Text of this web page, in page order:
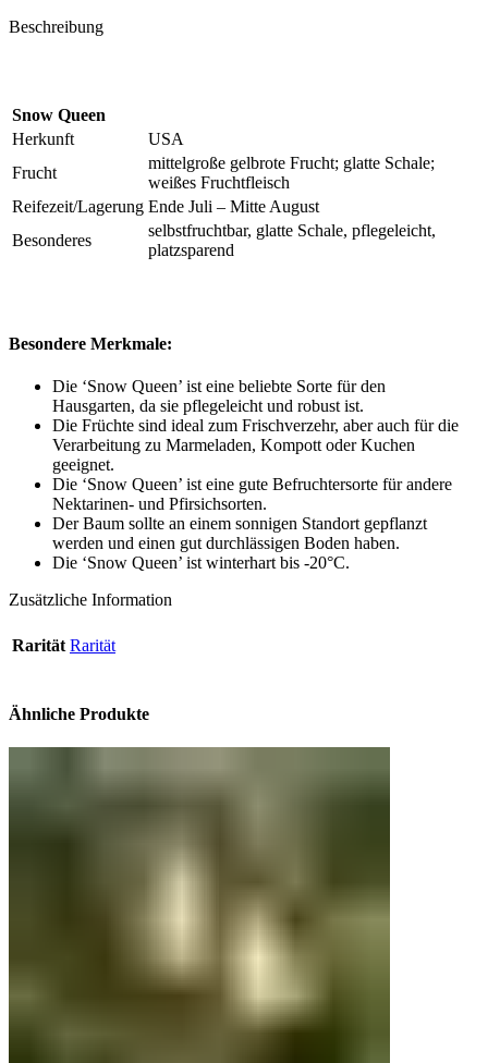
Beschreibung
Snow Queen
Herkunft
USA
Frucht
mittelgroße gelbrote Frucht; glatte Schale;
weißes Fruchtfleisch
Reifezeit/Lagerung Ende Juli – Mitte August
Besonderes
selbstfruchtbar, glatte Schale, pflegeleicht,
platzsparend
Besondere Merkmale:
Die ‘Snow Queen’ ist eine beliebte Sorte für den
Hausgarten, da sie pflegeleicht und robust ist.
Die Früchte sind ideal zum Frischverzehr, aber auch für die
Verarbeitung zu Marmeladen, Kompott oder Kuchen
geeignet.
Die ‘Snow Queen’ ist eine gute Befruchtersorte für andere
Nektarinen- und Pfirsichsorten.
Der Baum sollte an einem sonnigen Standort gepflanzt
werden und einen gut durchlässigen Boden haben.
Die ‘Snow Queen’ ist winterhart bis -20°C.
Zusätzliche Information
Rarität Rarität
Ähnliche Produkte